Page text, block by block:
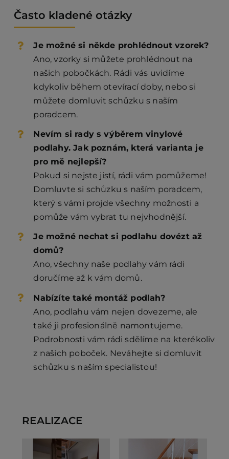
Často kladené otázky
Je možné si někde prohlédnout vzorek?
Ano, vzorky si můžete prohlédnout na
našich pobočkách. Rádi vás uvidíme
kdykoliv během otevírací doby, nebo si
můžete domluvit schůzku s naším
poradcem.
Nevím si rady s výběrem vinylové
podlahy. Jak poznám, která varianta je
pro mě nejlepší?
Pokud si nejste jistí, rádi vám pomůžeme!
Domluvte si schůzku s naším poradcem,
který s vámi projde všechny možnosti a
pomůže vám vybrat tu nejvhodnější.
Je možné nechat si podlahu dovézt až
domů?
Ano, všechny naše podlahy vám rádi
doručíme až k vám domů.
Nabízíte také montáž podlah?
Ano, podlahu vám nejen dovezeme, ale
také ji profesionálně namontujeme.
Podrobnosti vám rádi sdělíme na kterékoliv
z našich poboček. Neváhejte si domluvit
schůzku s naším specialistou!
REALIZACE